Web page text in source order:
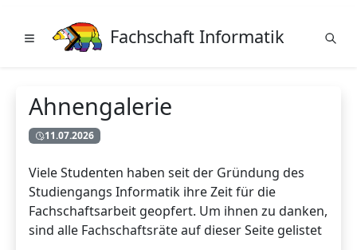
Fachschaft Informatik
Ahnengalerie
11.07.2026
Viele Studenten haben seit der Gründung des
Studiengangs Informatik ihre Zeit für die
Fachschaftsarbeit geopfert. Um ihnen zu danken,
sind alle Fachschaftsräte auf dieser Seite gelistet